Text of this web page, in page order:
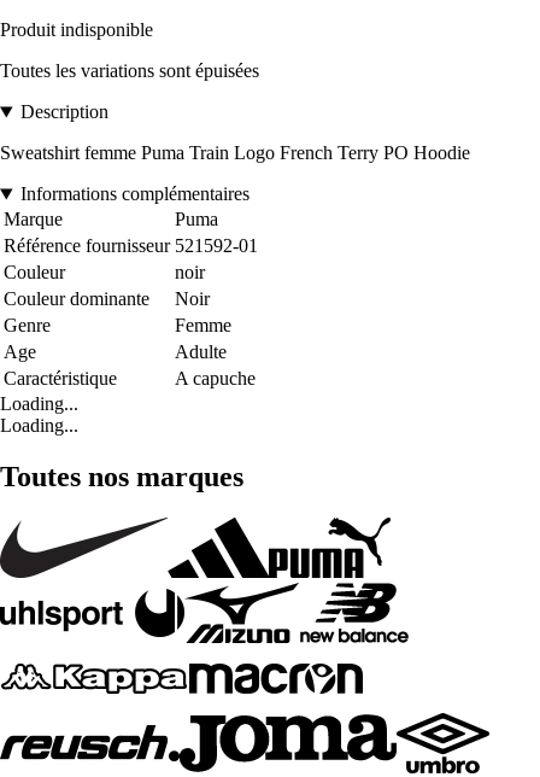
Produit indisponible
Toutes les variations sont épuisées
Description
Sweatshirt femme Puma Train Logo French Terry PO Hoodie
Informations complémentaires
Marque
Puma
Référence fournisseur 521592-01
Couleur
noir
Couleur dominante
Noir
Genre
Femme
Age
Adulte
Caractéristique
A capuche
Loading...
Loading...
Toutes nos marques